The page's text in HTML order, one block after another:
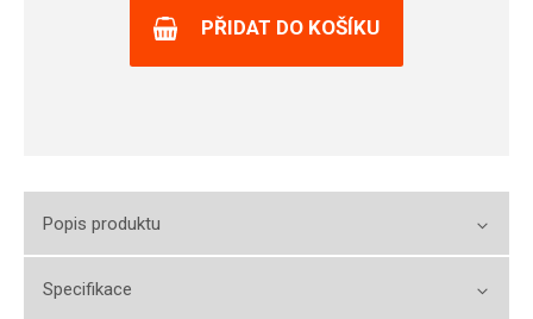
PŘIDAT DO KOŠÍKU
Popis produktu
Specifikace